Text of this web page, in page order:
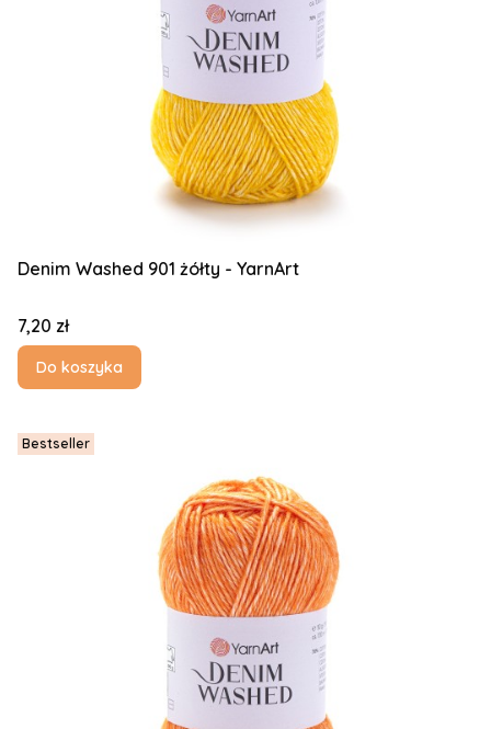
Denim Washed 901 żółty - YarnArt
Cena
7,20 zł
Do koszyka
Bestseller